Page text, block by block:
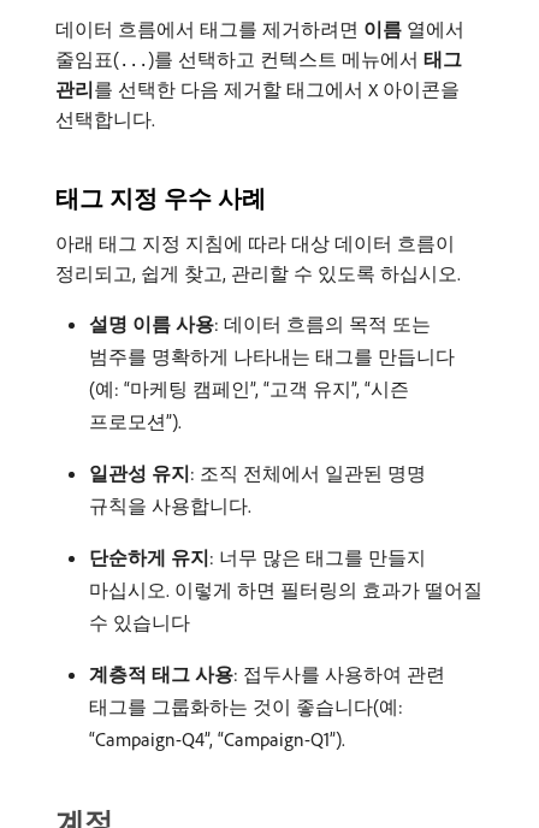
데이터 흐름에서 태그를 제거하려면 이름 열에서
줄임표(...)를 선택하고 컨텍스트 메뉴에서 태그
관리​를 선택한 다음 제거할 태그에서 X 아이콘을
선택합니다.
태그 지정 우수 사례
아래 태그 지정 지침에 따라 대상 데이터 흐름이
정리되고, 쉽게 찾고, 관리할 수 있도록 하십시오.
설명 이름 사용: 데이터 흐름의 목적 또는
범주를 명확하게 나타내는 태그를 만듭니다
(예: “마케팅 캠페인”, “고객 유지”, “시즌
프로모션”).
일관성 유지: 조직 전체에서 일관된 명명
규칙을 사용합니다.
단순하게 유지: 너무 많은 태그를 만들지
마십시오. 이렇게 하면 필터링의 효과가 떨어질
수 있습니다
계층적 태그 사용: 접두사를 사용하여 관련
태그를 그룹화하는 것이 좋습니다(예:
“Campaign-Q4”, “Campaign-Q1”).